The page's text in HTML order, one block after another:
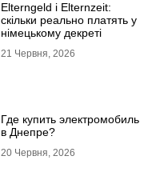
Elterngeld і Elternzeit:
скільки реально платять у
німецькому декреті
21 Червня, 2026
Где купить электромобиль
в Днепре?
20 Червня, 2026